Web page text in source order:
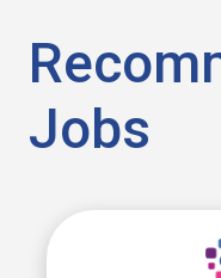
Jobs